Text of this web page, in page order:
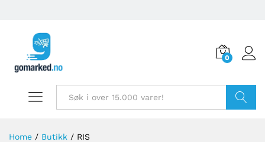
0
Home / Butikk / RIS